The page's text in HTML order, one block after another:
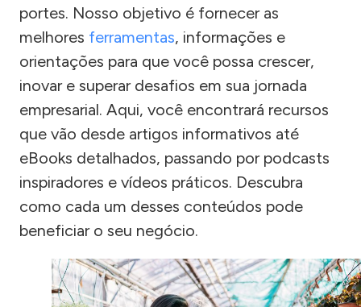
portes. Nosso objetivo é fornecer as
melhores ferramentas, informações e
orientações para que você possa crescer,
inovar e superar desafios em sua jornada
empresarial. Aqui, você encontrará recursos
que vão desde artigos informativos até
eBooks detalhados, passando por podcasts
inspiradores e vídeos práticos. Descubra
como cada um desses conteúdos pode
beneficiar o seu negócio.